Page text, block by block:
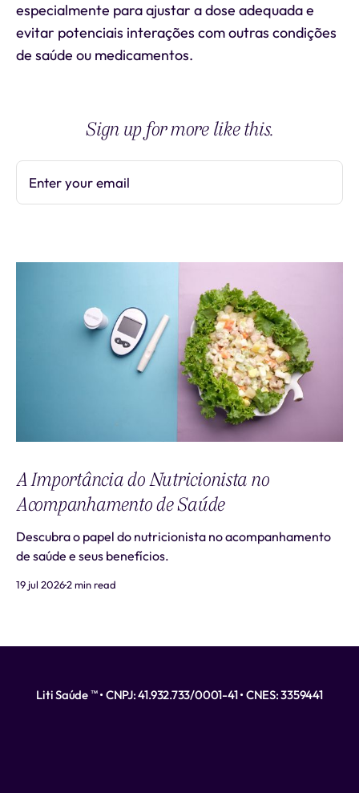
especialmente para ajustar a dose adequada e
evitar potenciais interações com outras condições
de saúde ou medicamentos.
Sign up for more like this.
Enter your email
A Importância do Nutricionista no
Acompanhamento de Saúde
Descubra o papel do nutricionista no acompanhamento
de saúde e seus benefícios.
19 jul 20262 min read
Liti Saúde ™ • CNPJ: 41.932.733/0001-41 • CNES: 3359441